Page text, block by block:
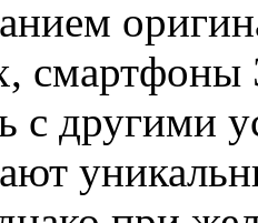
смартфоны
с другими